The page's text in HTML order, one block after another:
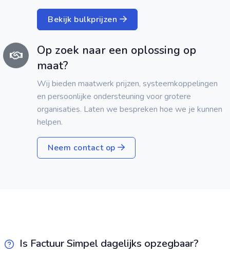
Bekijk bulkprijzen
Op zoek naar een oplossing op
maat?
Wij bieden maatwerk prijzen, systeemkoppelingen
en persoonlijke ondersteuning voor grotere
organisaties. Laten we bespreken hoe we je kunnen
helpen.
Neem contact op
Is Factuur Simpel dagelijks opzegbaar?